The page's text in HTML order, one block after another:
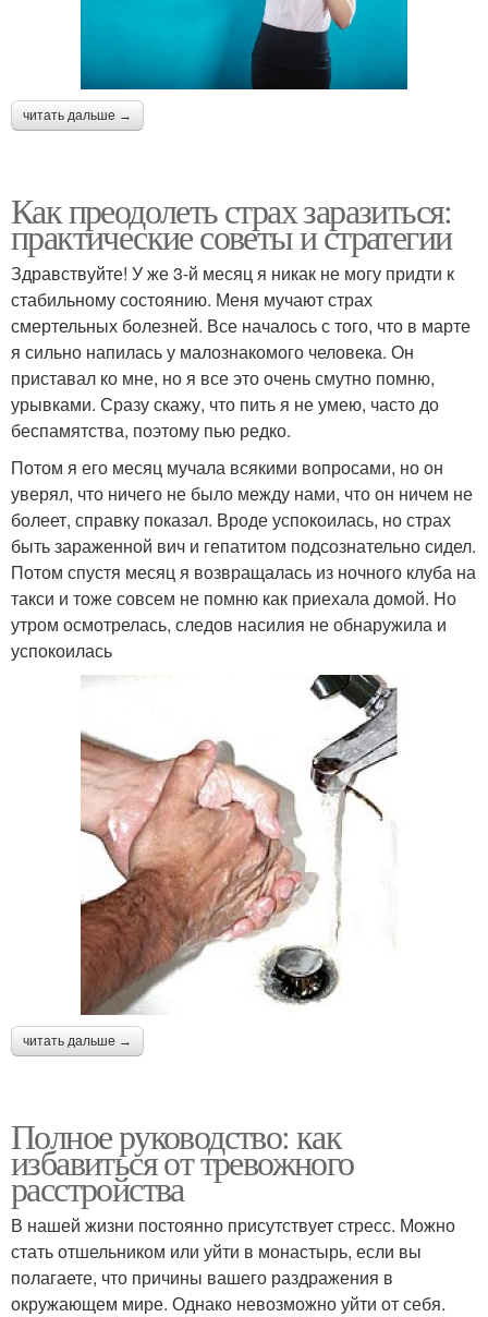
читать дальше →
Как преодолеть страх заразиться:
практические советы и стратегии
Здравствуйте! У же 3-й месяц я никак не могу придти к
стабильному состоянию. Меня мучают страх
смертельных болезней. Все началось с того, что в марте
я сильно напилась у малознакомого человека. Он
приставал ко мне, но я все это очень смутно помню,
урывками. Сразу скажу, что пить я не умею, часто до
беспамятства, поэтому пью редко.
Потом я его месяц мучала всякими вопросами, но он
уверял, что ничего не было между нами, что он ничем не
болеет, справку показал. Вроде успокоилась, но страх
быть зараженной вич и гепатитом подсознательно сидел.
Потом спустя месяц я возвращалась из ночного клуба на
такси и тоже совсем не помню как приехала домой. Но
утром осмотрелась, следов насилия не обнаружила и
успокоилась
читать дальше →
Полное руководство: как
избавиться от тревожного
расстройства
В нашей жизни постоянно присутствует стресс. Можно
стать отшельником или уйти в монастырь, если вы
полагаете, что причины вашего раздражения в
окружающем мире. Однако невозможно уйти от себя.